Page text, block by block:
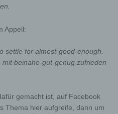
Appell:
settle for almost-good-enough.
beinahe-gut-genug zufrieden
gemacht ist, auf Facebook
Thema hier aufgreife, dann um